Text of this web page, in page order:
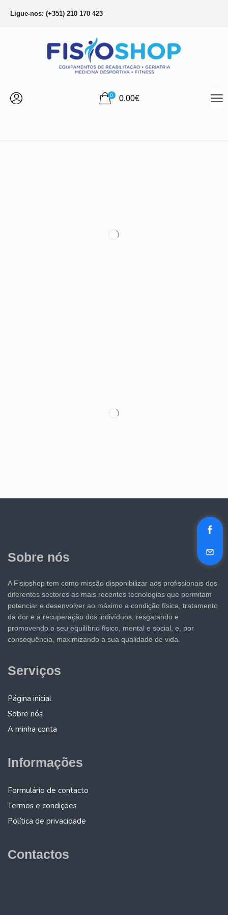
Ligue-nos: (+351) 210 170 423
0 0.00€
Sobre nós
A Fisioshop tem como missão disponibilizar aos profissionais dos
diferentes sectores as mais recentes tecnologias que permitam
potenciar e desenvolver ao máximo a condição física, tratamento
da dor e a recuperação dos indivíduos, resgatando e
promovendo o seu equilíbrio físico, mental e social, e, por
consequência, maximizando a sua qualidade de vida.
Serviços
Página inicial
Sobre nós
A minha conta
Informações
Formulário de contacto
Termos e condições
Política de privacidade
Contactos